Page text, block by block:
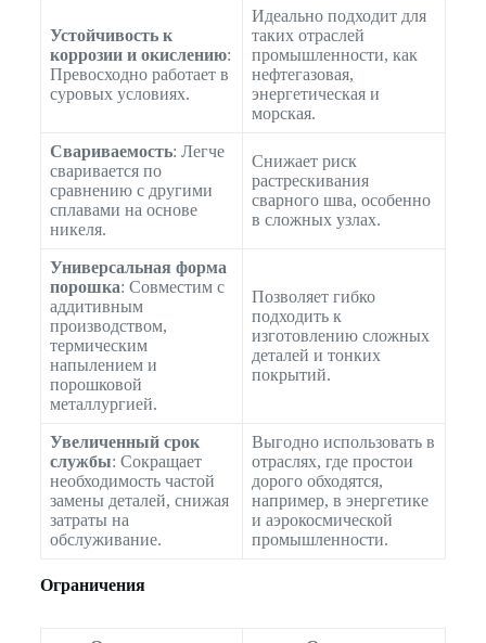
Устойчивость к
коррозии и окислению:
Превосходно работает в
суровых условиях.
Идеально подходит для
таких отраслей
промышленности, как
нефтегазовая,
энергетическая и
морская.
Свариваемость: Легче
сваривается по
сравнению с другими
сплавами на основе
никеля.
Снижает риск
растрескивания
сварного шва, особенно
в сложных узлах.
Универсальная форма
порошка: Совместим с
аддитивным
производством,
термическим
напылением и
порошковой
металлургией.
Позволяет гибко
подходить к
изготовлению сложных
деталей и тонких
покрытий.
Увеличенный срок
службы: Сокращает
необходимость частой
замены деталей, снижая
затраты на
обслуживание.
Выгодно использовать в
отраслях, где простои
дорого обходятся,
например, в энергетике
и аэрокосмической
промышленности.
Ограничения